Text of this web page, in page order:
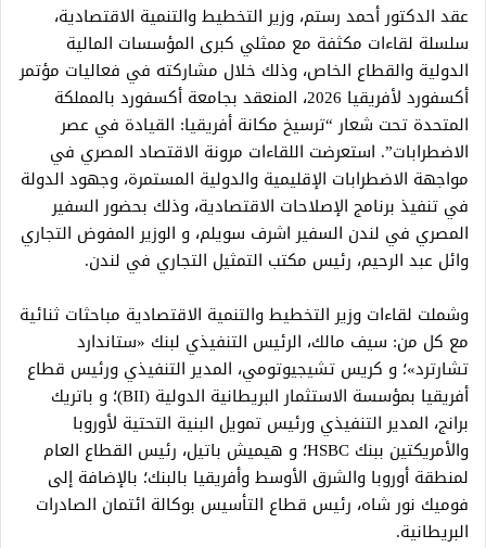
عقد الدكتور أحمد رستم، وزير التخطيط والتنمية الاقتصادية،
سلسلة لقاءات مكثفة مع ممثلي كبرى المؤسسات المالية
الدولية والقطاع الخاص، وذلك خلال مشاركته في فعاليات مؤتمر
أكسفورد لأفريقيا 2026، المنعقد بجامعة أكسفورد بالمملكة
المتحدة تحت شعار “ترسيخ مكانة أفريقيا: القيادة في عصر
الاضطرابات”. استعرضت اللقاءات مرونة الاقتصاد المصري في
مواجهة الاضطرابات الإقليمية والدولية المستمرة، وجهود الدولة
في تنفيذ برنامج الإصلاحات الاقتصادية، وذلك بحضور السفير
المصري في لندن السفير اشرف سويلم، و الوزير المفوض التجاري
وائل عبد الرحيم، رئيس مكتب التمثيل التجاري في لندن.
وشملت لقاءات وزير التخطيط والتنمية الاقتصادية مباحثات ثنائية
مع كل من: سيف مالك، الرئيس التنفيذي لبنك «ستاندارد
تشارترد»؛ و كريس تشيجيوتومي، المدير التنفيذي ورئيس قطاع
أفريقيا بمؤسسة الاستثمار البريطانية الدولية (BII)؛ و باتريك
برانج، المدير التنفيذي ورئيس تمويل البنية التحتية لأوروبا
والأمريكتين ببنك HSBC؛ و هيميش باتيل، رئيس القطاع العام
لمنطقة أوروبا والشرق الأوسط وأفريقيا بالبنك؛ بالإضافة إلى
فوميك نور شاه، رئيس قطاع التأسيس بوكالة ائتمان الصادرات
البريطانية.